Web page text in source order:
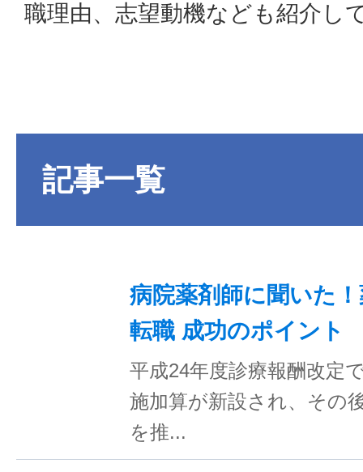
職理由、志望動機なども紹介し
記事一覧
病院薬剤師に聞いた
転職 成功のポイント
平成24年度診療報酬改定
施加算が新設され、その
を推...